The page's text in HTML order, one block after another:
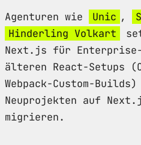
Agenturen wie Unic ,
Hinderling Volkart
Next.js für Enterprise-
älteren React-Setups
Webpack-Custom-
Neuprojekten auf
migrieren.